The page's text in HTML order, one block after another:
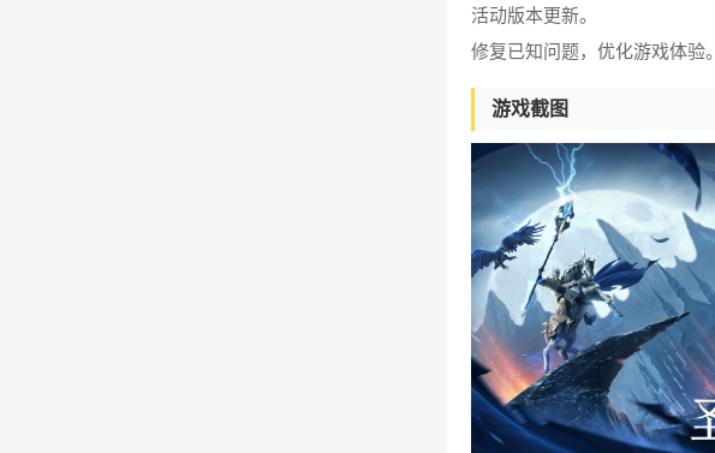
活动版本更新。
修复已知问题，优化游戏体验。
游戏截图